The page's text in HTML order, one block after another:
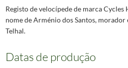
Registo de velocípede de marca Cycles
nome de Arménio dos Santos, morador
Telhal.
Datas de produção